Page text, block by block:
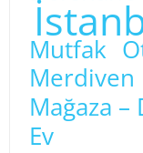
Mutfak
Merdiven
Mağaza –
Ev